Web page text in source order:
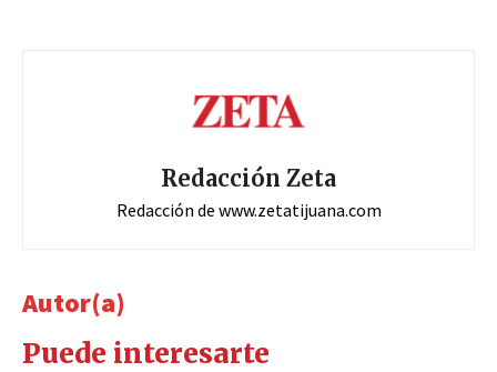
Redacción Zeta
Redacción de www.zetatijuana.com
Autor(a)
Puede interesarte